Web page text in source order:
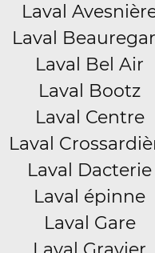
Laval
Laval
Laval Bel Air
Laval Bootz
Laval Centre
Laval
Laval Dacterie
Laval épinne
Laval Gare